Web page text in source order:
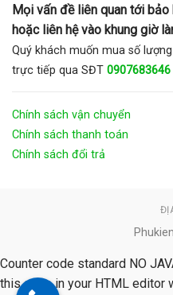
Mọi vấn đề liên quan tới
hoặc liên hệ vào khung giờ
Quý khách muốn mua số
trực tiếp qua SĐT 0907683646
Chính sách vận chuyển
Chính sách thanh toán
Chính sách đổi trả
Counter code standard NO
this code in your HTML editor